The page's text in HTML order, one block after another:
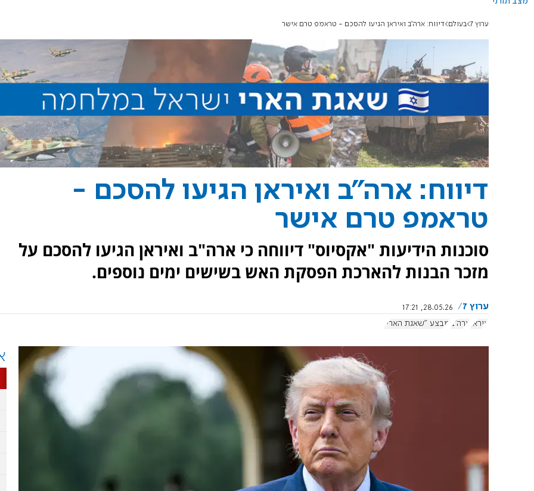
ערוץ 7 בעולם דיווח: ארה"ב ואיראן הגיעו להסכם - טראמפ טרם אישר
דיווח: ארה"ב ואיראן הגיעו להסכם -
טראמפ טרם אישר
סוכנות הידיעות "אקסיוס" דיווחה כי ארה"ב ואיראן הגיעו להסכם על
מזכר הבנות להארכת הפסקת האש בשישים ימים נוספים.
ערוץ 7
28.05.26, 17:21
איראן ארה"ב מבצע "שאגת הארי"